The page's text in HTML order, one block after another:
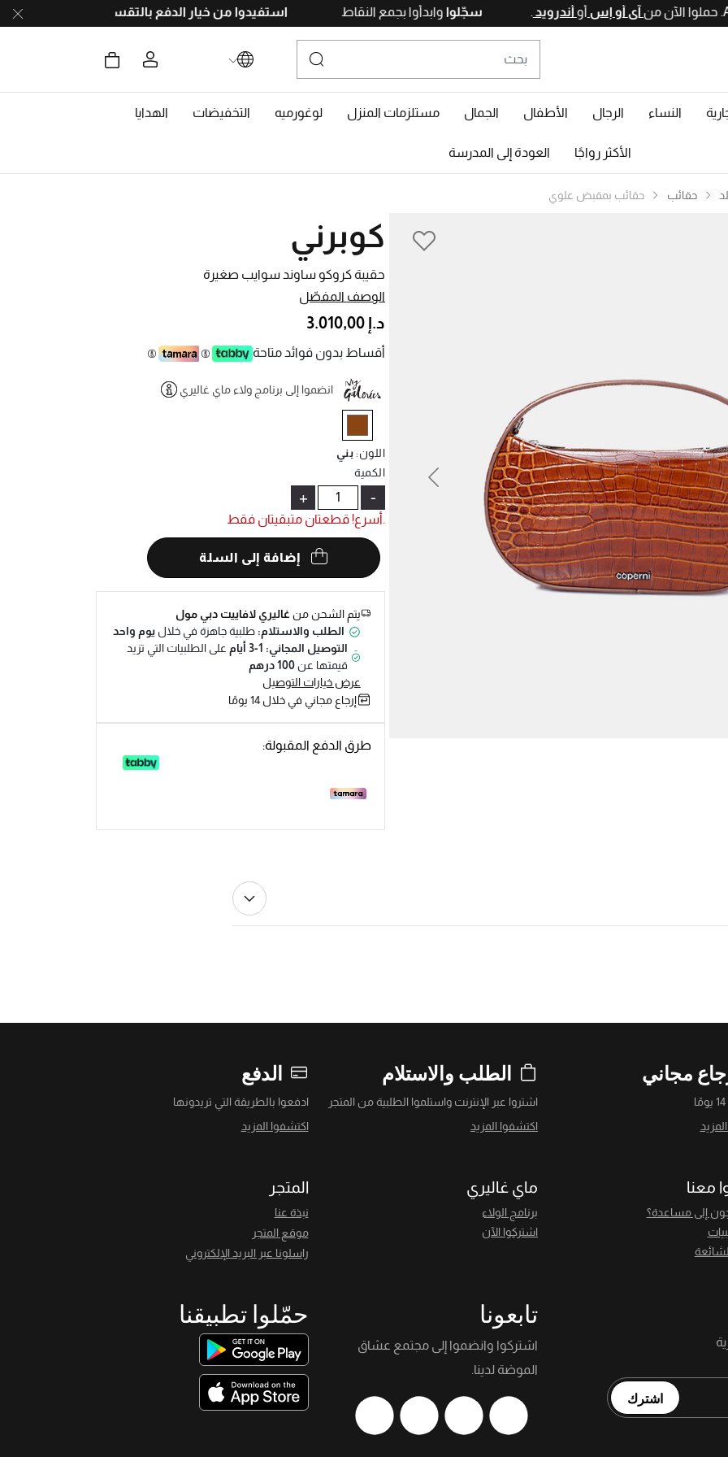
آي أو إسأو أندرويد .سجّلواوابدأوا بجمع النقاطاستفيدوا من خيار الدفع بالتقسيط
النساء الرجال الأطفال الجمال مستلزمات المنزل لوغورميه التخفيضات الهدايا
الأكثر رواجًا العودة إلى المدرسة
حقائب حقائب بمقبض علوي
Previous
حقيبة كروكو ساوند سوايب صغيرة
كوبرني
الوصف المفصّل
د.إ 3.010,00
أقساط بدون فوائد متاحة
انضموا إلى برنامج ولاء ماي غاليري
selectedاللون:بني
الكمية
-
+
.أسرع! قطعتان متبقيتان فقط
إضافة إلى السلة
يتم الشحن منغاليري لافاييت دبي مول
الطلب والاستلام:طلبية جاهزة في خلاليوم واحد
التوصيل المجاني: 1-3 أيام
على الطلبيات التي تزيد
قيمتها عن100 درهم
عرض خيارات التوصيل
إرجاع مجاني في خلال 14 يومًا
طرق الدفع المقبولة:
مجاني الطلب والاستلام
اشتروا عبر الإنترنت واستلموا الطلبية من المتجر
اكتشفوا المزيد
الدفع
ادفعوا بالطريقة التي تريدونها
اكتشفوا المزيد
معنا
إلى مساعدة؟
ماي غاليري
برنامج الولاء
اشتركوا الآن
المتجر
نبذة عنا
موقع المتجر
راسلونا عبر البريد الإلكتروني
اشترك
تابعونا
اشتركوا وانضموا إلى مجتمع عشاق
الموضة لدينا.
حمّلوا تطبيقنا